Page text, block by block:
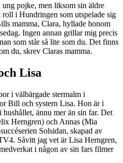
pojke, men liksom sin äldre
roll i Hundringen som utspelade sig
mamma, Clara, hyllade honom
Ingen annan grillar mig precis
som står så lite som du. Det finns
du, skrev Claras mamma.
Lisa
i välbärgade stermalm i
Bill och systern Lisa. Hon är i
ännu mer än sin far. Det
Herngren) och Annas (Mia
Solsidan, skapad av
Såvitt jag vet är Lisa Herngren,
i någon av sin fars filmer